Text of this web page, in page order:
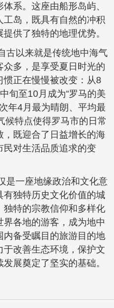
系。这座由船形岛屿、
岛，既具有自然的冲积
供了独特的地理优势。
古以来就是传统地中海气
多，是享受夏日时光的
正在慢慢被改变：从8
旬至10月成为“罗马的美
年4月最为晴朗、平均最
候特点使得罗马市的日常
既迎合了日益增长的海
民对生活品质追求的变
是一座地缘政治和文化意
有独特历史文化价值的城
特的宗教信仰和多样化
各地的游客，成为地中
备受瞩目的旅游目的地
于改善生态环境，保护文
展奠定了坚实的基础。